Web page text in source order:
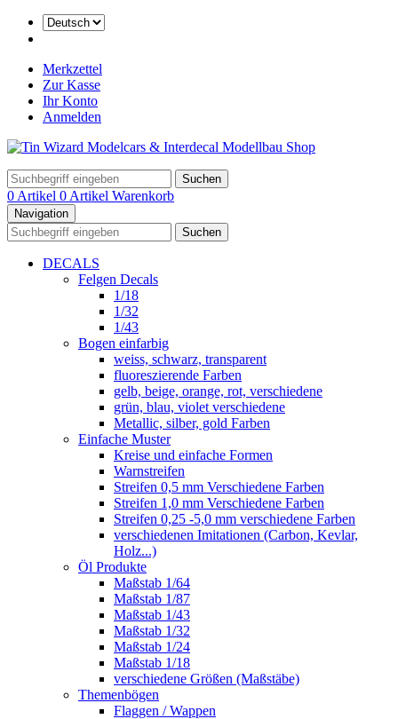
Merkzettel
Zur Kasse
Ihr Konto
Anmelden
Suchen
0 Artikel 0 Artikel Warenkorb
Navigation
Suchen
DECALS
Felgen Decals
1/18
1/32
1/43
Bogen einfarbig
weiss, schwarz, transparent
fluoreszierende Farben
gelb, beige, orange, rot, verschiedene
grün, blau, violet verschiedene
Metallic, silber, gold Farben
Einfache Muster
Kreise und einfache Formen
Warnstreifen
Streifen 0,5 mm Verschiedene Farben
Streifen 1,0 mm Verschiedene Farben
Streifen 0,25 -5,0 mm verschiedene Farben
verschiedenen Imitationen (Carbon, Kevlar,
Holz...)
Öl Produkte
Maßstab 1/64
Maßstab 1/87
Maßstab 1/43
Maßstab 1/32
Maßstab 1/24
Maßstab 1/18
verschiedene Größen (Maßstäbe)
Themenbögen
Flaggen / Wappen